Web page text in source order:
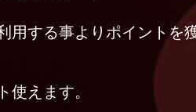
用する事よりポイントを
使えます。